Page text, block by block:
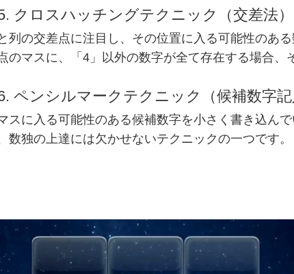
クロスハッチングテクニック（交差法）
列の交差点に注目し、その位置に入る可能性のあ
のマスに、「4」以外の数字が全て存在する場合、
ペンシルマークテクニック（候補数字記
スに入る可能性のある候補数字を小さく書き込ん
数独の上達には欠かせないテクニックの一つです。